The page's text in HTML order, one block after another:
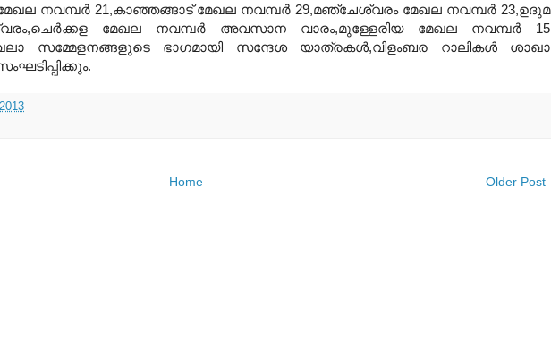
നവമ്പര്‍ 21,കാഞ്ഞങ്ങാട് മേഖല നവമ്പര്‍ 29,മഞ്ചേശ്വരം മേഖല നവമ്പര്‍ 23,ഉദുമ
മേഖല നവമ്പര്‍ അവസാന വാരം,മുള്ളേരിയ മേഖല നവമ്പര്‍ 15
സമ്മേളനങ്ങളുടെ ഭാഗമായി സന്ദേശ യാത്രകള്‍,വിളംബര റാലികള്‍ ശാഖാ
Older Post
Home